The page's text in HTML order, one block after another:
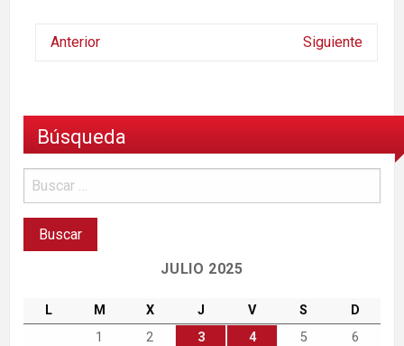
Anterior Siguiente
Búsqueda
JULIO 2025
L M X J V S
D
1
2 3 4 5
6